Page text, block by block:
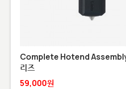
Complete Hotend
리즈
59,000원